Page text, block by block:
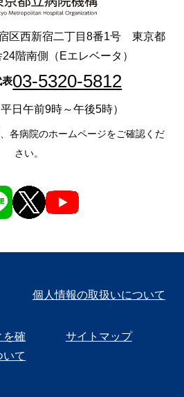
区西新宿二丁目8番1号 東京都
階南側（Eエレベータ）
表03-5320-5812
日午前9時～午後5時）
各病院のホームページをご確認くだ
さい。
個人情報の取扱いについて
を確
いて
サイトマップ